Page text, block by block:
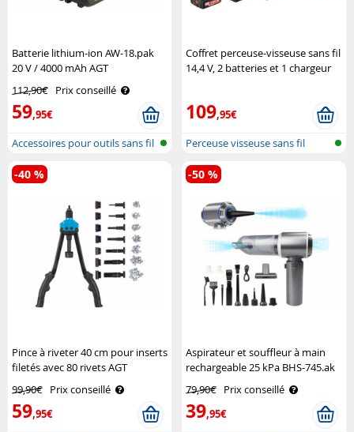
Batterie lithium-ion AW-18.pak
20 V / 4000 mAh AGT
112,90€ Prix conseillé
59,95€
Accessoires pour outils sans fil
Coffret perceuse-visseuse sans fil
14,4 V, 2 batteries et 1 chargeur
109,95€
Perceuse visseuse sans fil
Pince à riveter 40 cm pour inserts
filetés avec 80 rivets AGT
99,90€ Prix conseillé
59,95€
-40 %
Aspirateur et souffleur à main
rechargeable 25 kPa BHS-745.ak
Sichler Haushaltsgeräte
79,90€ Prix conseillé
39,95€
-50 %